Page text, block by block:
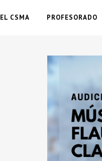
EL CSMA PROFESORADO